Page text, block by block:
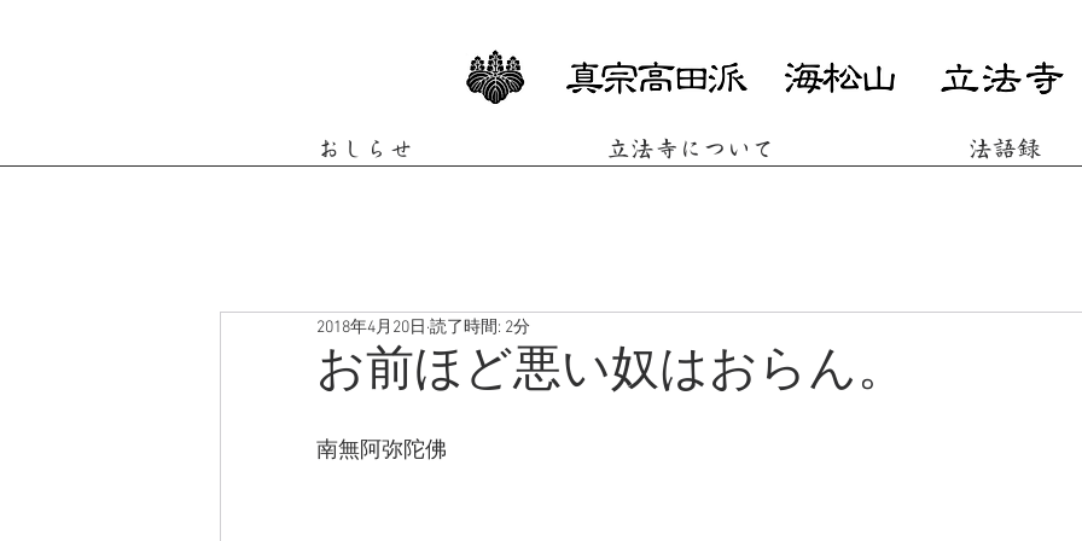
おしらせ 立法寺について 法語録
お前ほど悪い奴はおらん。
2018年4月20日 読了時間: 2分
南無阿弥陀佛